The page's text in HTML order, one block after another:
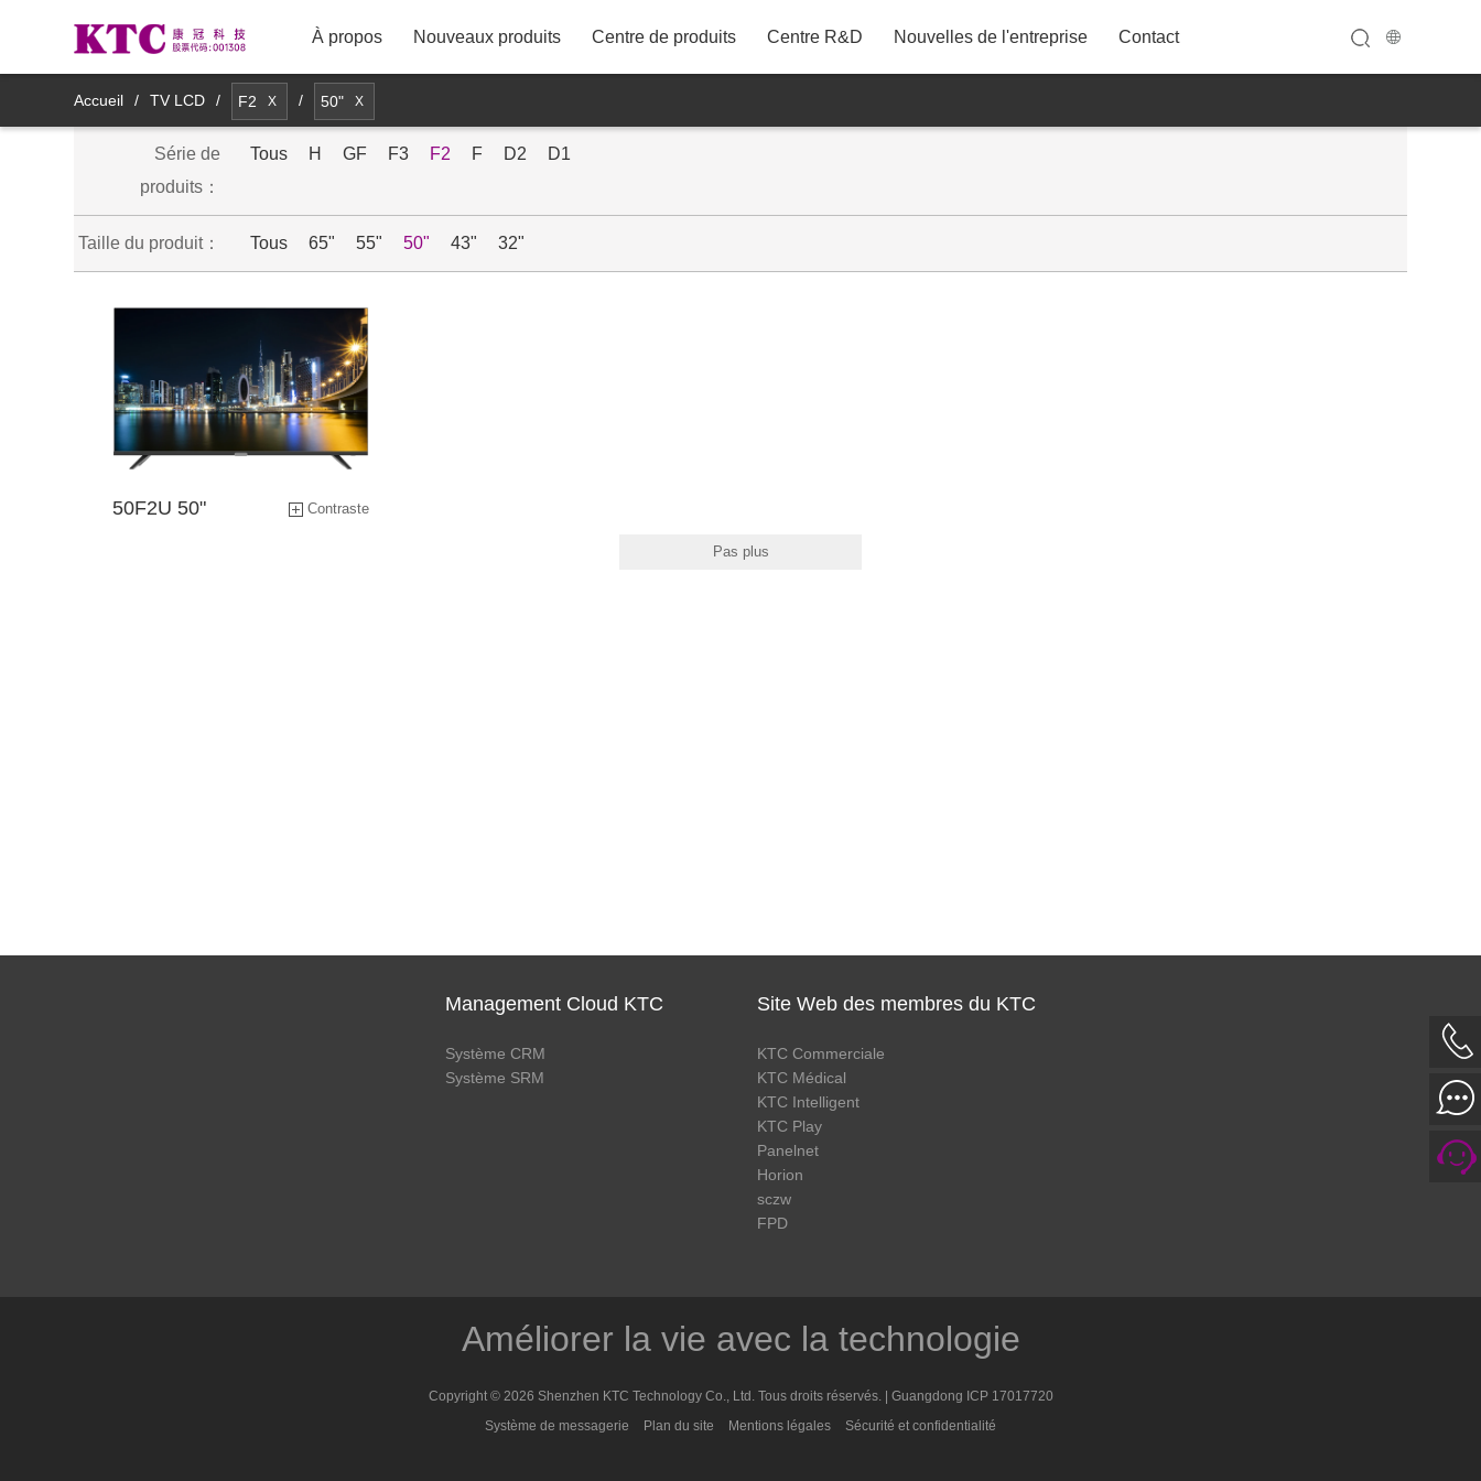
À propos Nouveaux produits Centre de produits Centre R&D Nouvelles de l'entreprise Contact
8M11YDT
TV LCD
Affichage à fin commercial
Affichage à fin médical
Produit d'affichage de miroir
Produits d'affichage intelligents
mobiles
Produits accessoires intelligents
Produits modulaires pour écran
75"
58"
Accueil / TV LCD / F2 X / 50" X
Série de
produits：
Tous H GF F3 F2 F D2 D1
Taille du produit： Tous 65" 55" 50" 43" 32"
50F2U 50" Contraste
Pas plus
Management Cloud KTC
Système CRM
Système SRM
Site Web des membres du KTC
KTC Commerciale
KTC Médical
KTC Intelligent
KTC Play
Panelnet
Horion
sczw
FPD
Améliorer la vie avec la technologie
Copyright © 2026 Shenzhen KTC Technology Co., Ltd. Tous droits réservés. | Guangdong ICP 17017720
Système de messagerie
Plan du site Mentions légales Sécurité et confidentialité